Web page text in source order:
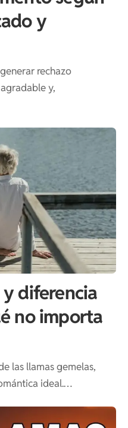
y
rechazo
y,
y diferencia
no importa
las llamas gemelas,
ideal.…